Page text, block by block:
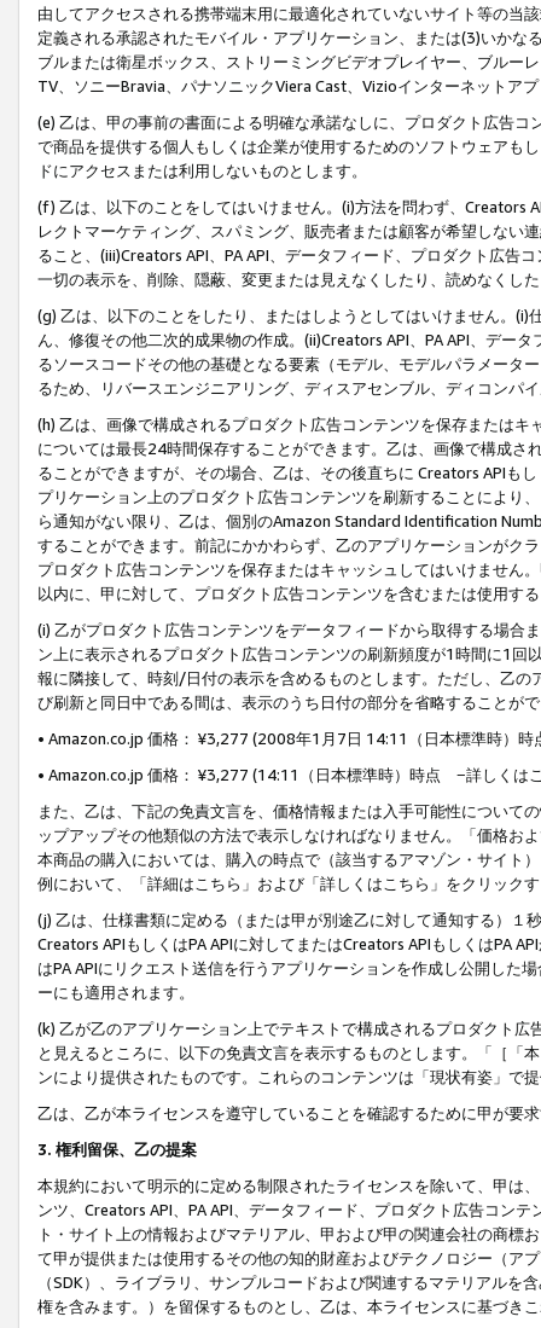
由してアクセスされる携帯端末用に最適化されていないサイト等の当
定義される承認されたモバイル・アプリケーション、または(3)いか
ブルまたは衛星ボックス、ストリーミングビデオプレイヤー、ブルー
TV、ソニーBravia、パナソニックViera Cast、Vizioインターネットア
(e) 乙は、甲の事前の書面による明確な承諾なしに、プロダクト広告
で商品を提供する個人もしくは企業が使用するためのソフトウェアも
ドにアクセスまたは利用しないものとします。
(f) 乙は、以下のことをしてはいけません。(i)方法を問わず、Creators
レクトマーケティング、スパミング、販売者または顧客が希望しない
ること、(iii)Creators API、PA API、データフィード、プロダクト広告
一切の表示を、削除、隠蔽、変更または見えなくしたり、読めなくし
(g) 乙は、以下のことをしたり、またはしようとしてはいけません。
ん、修復その他二次的成果物の作成。(ii)Creators API、PA API、デー
るソースコードその他の基礎となる要素（モデル、モデルパラメータ
るため、リバースエンジニアリング、ディスアセンブル、ディコンパ
(h) 乙は、画像で構成されるプロダクト広告コンテンツを保存または
については最長24時間保存することができます。乙は、画像で構成
ることができますが、その場合、乙は、その後直ちに Creators APIも
プリケーション上のプロダクト広告コンテンツを刷新することにより
ら通知がない限り、乙は、個別のAmazon Standard Identification
することができます。前記にかかわらず、乙のアプリケーションがク
プロダクト広告コンテンツを保存またはキャッシュしてはいけません
以内に、甲に対して、プロダクト広告コンテンツを含むまたは使用す
(i) 乙がプロダクト広告コンテンツをデータフィードから取得する場合
ン上に表示されるプロダクト広告コンテンツの刷新頻度が1時間に1
報に隣接して、時刻/日付の表示を含めるものとします。ただし、乙
び刷新と同日中である間は、表示のうち日付の部分を省略することが
• Amazon.co.jp 価格： ¥3,277 (2008年1月7日 14:11（日本標準時）
• Amazon.co.jp 価格： ¥3,277 (14:11（日本標準時）時点 −詳しくは
また、乙は、下記の免責文言を、価格情報または入手可能性について
ップアップその他類似の方法で表示しなければなりません。「価格
本商品の購入においては、購入の時点で（該当するアマゾン・サイト
例において、「詳細はこちら」および「詳しくはこちら」をクリック
(j) 乙は、仕様書類に定める（または甲が別途乙に対して通知する）
Creators APIもしくはPA APIに対してまたはCreators APIもしくはPA
はPA APIにリクエスト送信を行うアプリケーションを作成し公開した
ーにも適用されます。
(k) 乙が乙のアプリケーション上でテキストで構成されるプロダクト
と見えるところに、以下の免責文言を表示するものとします。「［「
ンにより提供されたものです。これらのコンテンツは「現状有姿」で
乙は、乙が本ライセンスを遵守していることを確認するために甲が要
3. 権利留保、乙の提案
本規約において明示的に定める制限されたライセンスを除いて、甲は
ンツ、Creators API、PA API、データフィード、プロダクト広告コン
ト・サイト上の情報およびマテリアル、甲および甲の関連会社の商
て甲が提供または使用するその他の知的財産およびテクノロジー（ア
（SDK）、ライブラリ、サンプルコードおよび関連するマテリアル
権を含みます。）を留保するものとし、乙は、本ライセンスに基づき